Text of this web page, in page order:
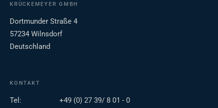
KRÜCKEMEYER GMBH
Dortmunder Straße 4
57234 Wilnsdorf
Deutschland
KONTAKT
Tel:
+49 (0) 27 39/ 8 01 - 0